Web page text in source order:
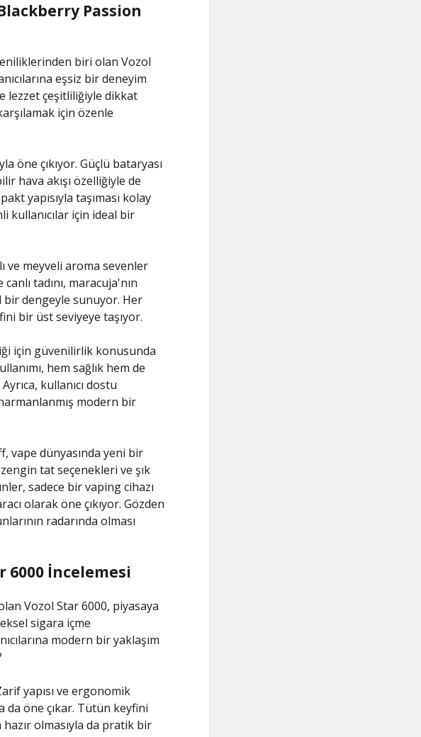
Passion
biri olan Vozol
eşsiz bir deneyim
lezzet çeşitliliğiyle dikkat
için özenle
öne çıkıyor. Güçlü bataryası
hava akışı özelliğiyle de
yapısıyla taşıması kolay
kullanıcılar için ideal bir
ve meyveli aroma sevenler
tadını, maracuja'nın
bir dengeyle sunuyor. Her
bir üst seviyeye taşıyor.
için güvenilirlik konusunda
hem sağlık hem de
kullanıcı dostu
modern bir
vape dünyasında yeni bir
tat seçenekleri ve şık
sadece bir vaping cihazı
olarak öne çıkıyor. Gözden
radarında olması
6000 İncelemesi
Vozol Star 6000, piyasaya
sigara içme
modern bir yaklaşım
yapısı ve ergonomik
da öne çıkar. Tütün keyfini
olmasıyla da pratik bir